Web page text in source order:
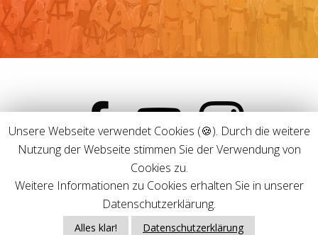
facebook instagram
TRADITIONAL TAEKWON-DO KÖLN © 2019-2025 ALLE RECHTE
VORBEHALTEN.
Unsere Webseite verwendet Cookies (🍪). Durch die weitere
Nutzung der Webseite stimmen Sie der Verwendung von
Cookies zu.
Weitere Informationen zu Cookies erhalten Sie in unserer
Datenschutzerklärung.
Alles klar! Datenschutzerklärung